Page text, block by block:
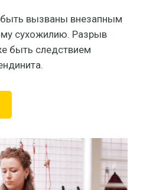
вызваны внезапным
сухожилию. Разрыв
быть следствием